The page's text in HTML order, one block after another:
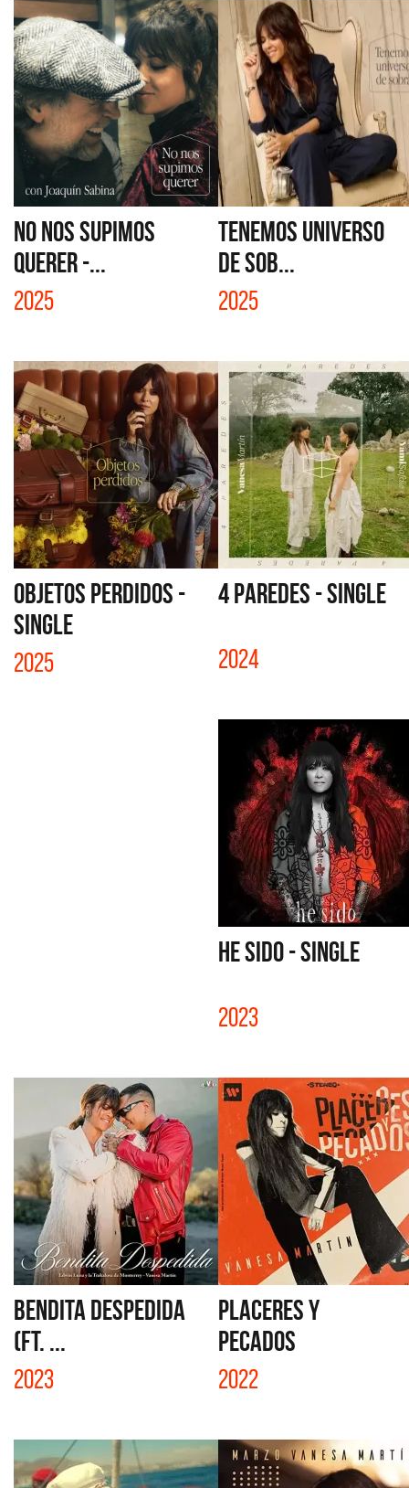
NO NOS SUPIMOS
QUERER -...
2025
TENEMOS UNIVERSO
DE SOB...
2025
OBJETOS PERDIDOS -
SINGLE
2025
4 PAREDES - SINGLE
2024
HE SIDO - SINGLE
2023
BENDITA DESPEDIDA
(FT. ...
2023
PLACERES Y
PECADOS
2022